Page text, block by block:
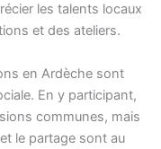
les talents locaux
et des ateliers.
en Ardèche sont
En y participant,
communes, mais
et le partage sont au